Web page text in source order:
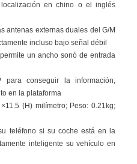
en chino o el inglés
antenas externas duales del G/M
incluso bajo señal débil
un ancho sonó de entrada
conseguir la información,
en la plataforma
(H) milímetro; Peso: 0.21kg;
teléfono si su coche está en la
inteligente su vehículo en